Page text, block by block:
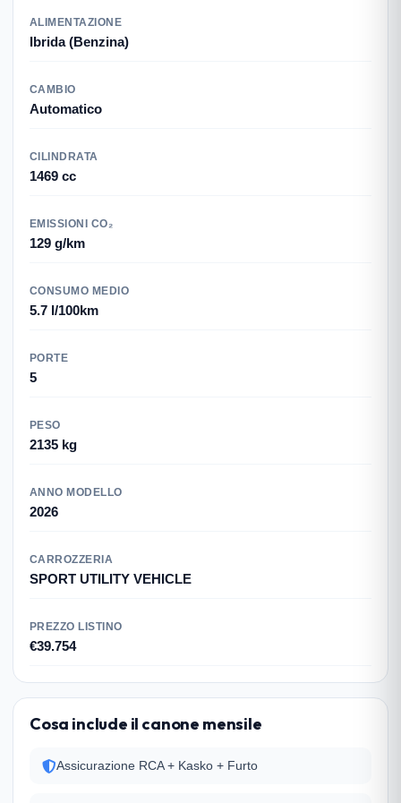
ALIMENTAZIONE
Ibrida (Benzina)
CAMBIO
Automatico
CILINDRATA
1469 cc
EMISSIONI CO₂
129 g/km
CONSUMO MEDIO
5.7 l/100km
PORTE
5
PESO
2135 kg
ANNO MODELLO
2026
CARROZZERIA
SPORT UTILITY VEHICLE
PREZZO LISTINO
€39.754
Cosa include il canone mensile
Assicurazione RCA + Kasko + Furto